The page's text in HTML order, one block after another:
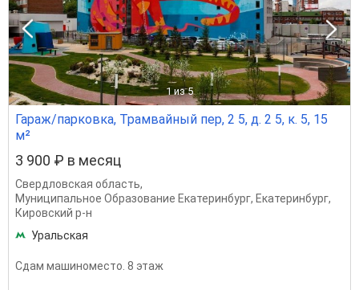
1 из 5
Гараж/парковка, Трамвайный пер, 2 5, д. 2 5, к. 5, 15
м²
3 900 ₽ в месяц
Свердловская область,
Муниципальное Образование Екатеринбург, Екатеринбург,
Кировский р-н
Уральская
Сдам машиноместо. 8 этаж